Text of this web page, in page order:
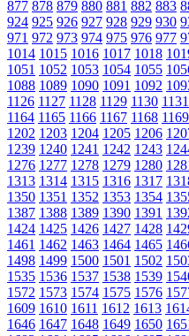
877 878 879 880 881 882 883
924 925 926 927 928 929 930
971 972 973 974 975 976 977
1014 1015 1016 1017 1018
1051 1052 1053 1054 1055
1088 1089 1090 1091 1092
1126 1127 1128 1129 1130 1131
1164 1165 1166 1167 1168 1169
1202 1203 1204 1205 1206
1239 1240 1241 1242 1243
1276 1277 1278 1279 1280
1313 1314 1315 1316 1317
1350 1351 1352 1353 1354
1387 1388 1389 1390 1391
1424 1425 1426 1427 1428
1461 1462 1463 1464 1465
1498 1499 1500 1501 1502
1535 1536 1537 1538 1539
1572 1573 1574 1575 1576
1609 1610 1611 1612 1613
1646 1647 1648 1649 1650